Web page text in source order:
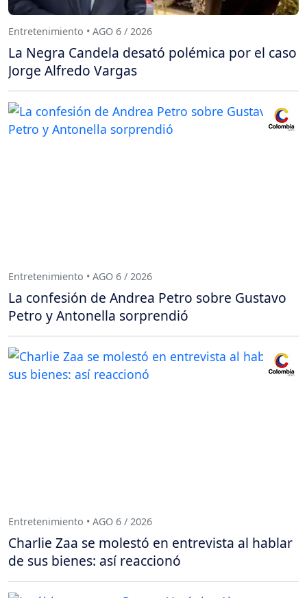
Entretenimiento • AGO 6 / 2026
La Negra Candela desató polémica por el caso
Jorge Alfredo Vargas
Entretenimiento • AGO 6 / 2026
La confesión de Andrea Petro sobre Gustavo
Petro y Antonella sorprendió
Entretenimiento • AGO 6 / 2026
Charlie Zaa se molestó en entrevista al hablar
de sus bienes: así reaccionó